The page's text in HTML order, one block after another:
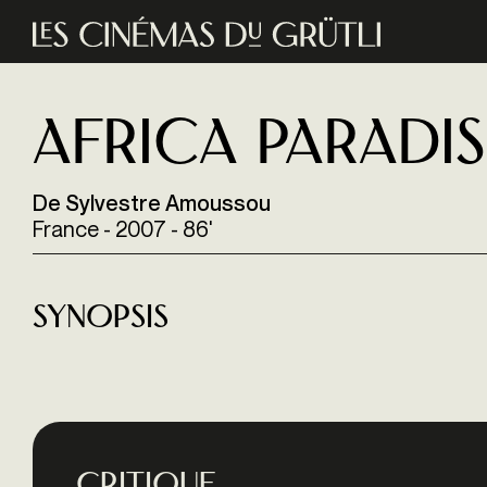
Aller au contenu principal
Africa Paradis
De Sylvestre Amoussou
France - 2007 - 86'
Synopsis